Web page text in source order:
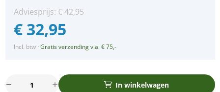
Adviesprijs: €42,95
€ 32,95
Incl. btw ·Gratis verzending v.a. € 75,-
In winkelwagen